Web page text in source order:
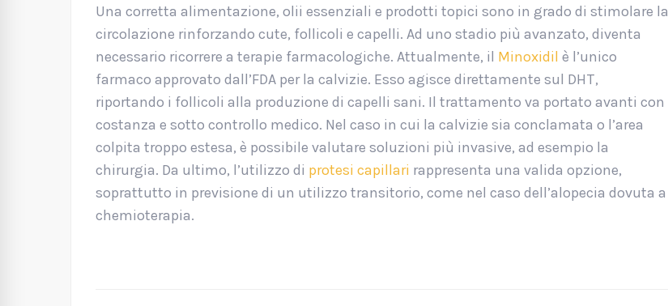
Una corretta alimentazione, olii essenziali e prodotti topici sono in grado di stimolare la
circolazione rinforzando cute, follicoli e capelli. Ad uno stadio più avanzato, diventa
necessario ricorrere a terapie farmacologiche. Attualmente, il Minoxidil è l’unico
farmaco approvato dall’FDA per la calvizie. Esso agisce direttamente sul DHT,
riportando i follicoli alla produzione di capelli sani. Il trattamento va portato avanti con
costanza e sotto controllo medico. Nel caso in cui la calvizie sia conclamata o l’area
colpita troppo estesa, è possibile valutare soluzioni più invasive, ad esempio la
chirurgia. Da ultimo, l’utilizzo di protesi capillari rappresenta una valida opzione,
soprattutto in previsione di un utilizzo transitorio, come nel caso dell’alopecia dovuta a
chemioterapia.